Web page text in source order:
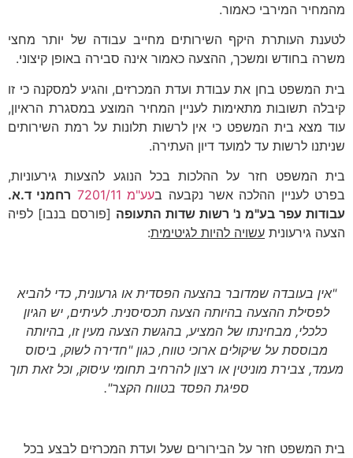
מהמחיר המירבי כאמור.
לטענת העותרת היקף השירותים מחייב עבודה של יותר מחצי
משרה בחודש ומשכך, ההצעה כאמור אינה סבירה באופן קיצוני.
בית המשפט בחן את עבודת ועדת המכרזים, והגיע למסקנה כי זו
קיבלה תשובות מתאימות לעניין המחיר המוצע במסגרת הראיון,
עוד מצא בית המשפט כי אין לרשות תלונות על רמת השירותים
שניתנו לרשות עד למועד דיון העתירה.
בית המשפט חזר על ההלכות בכל הנוגע להצעות גירעוניות,
בפרט לעניין ההלכה אשר נקבעה בעע"מ 7201/11
רחמני ד.א.
עבודות עפר בע"מ נ' רשות שדות התעופה [פורסם בנבו] לפיה
הצעה גירעונית עשויה להיות לגיטימית:
"אין בעובדה שמדובר בהצעה הפסדית או גרעונית, כדי להביא
לפסילת ההצעה בהיותה הצעה תכסיסנית. לעיתים, יש הגיון
כלכלי, מבחינתו של המציע, בהגשת הצעה מעין זו, בהיותה
מבוססת על שיקולים ארוכי טווח, כגון "חדירה לשוק, ביסוס
מעמד, צבירת מוניטין או רצון להרחיב תחומי עיסוק, וכל זאת תוך
ספיגת הפסד בטווח הקצר".
בית המשפט חזר על הבירורים שעל ועדת המכרזים לבצע בכל